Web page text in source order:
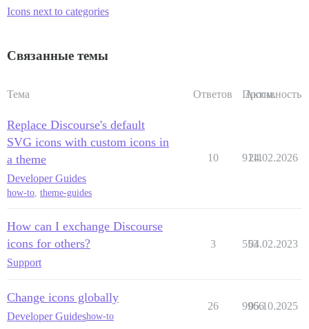
Icons next to categories
Связанные темы
Тема Ответов Просм.
Активность
Replace Discourse's default
SVG icons with custom icons in
a theme
Developer Guides
how-to theme-guides
10 9111
24.02.2026
How can I exchange Discourse
icons for others?
Support
3 553
04.02.2023
Change icons globally
Developer Guideshow-to
26 9966
05.10.2025